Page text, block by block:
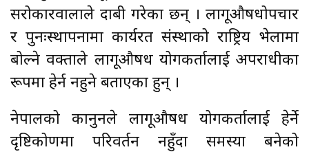
सरोकारवालाले दाबी गरेका छन् । लागूऔषधोपचार
र पुनःस्थापनामा कार्यरत संस्थाको राष्ट्रिय भेलामा
बोल्ने वक्ताले लागूऔषध प्रयोगकर्तालाई अपराधीका
रूपमा हेर्न नहुने बताएका हुन् ।
नेपालको कानुनले लागूऔषध प्रयोगकर्तालाई हेर्ने
दृष्टिकोणमा परिवर्तन नहुँदा समस्या बनेको